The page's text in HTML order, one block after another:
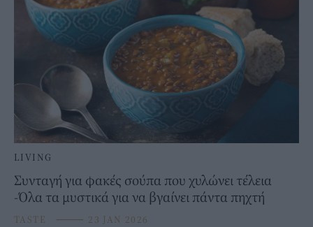
LIVING
Συνταγή για φακές σούπα που χυλώνει τέλεια
-Όλα τα μυστικά για να βγαίνει πάντα πηχτή
TASTE ⸻ 23 JAN 2026